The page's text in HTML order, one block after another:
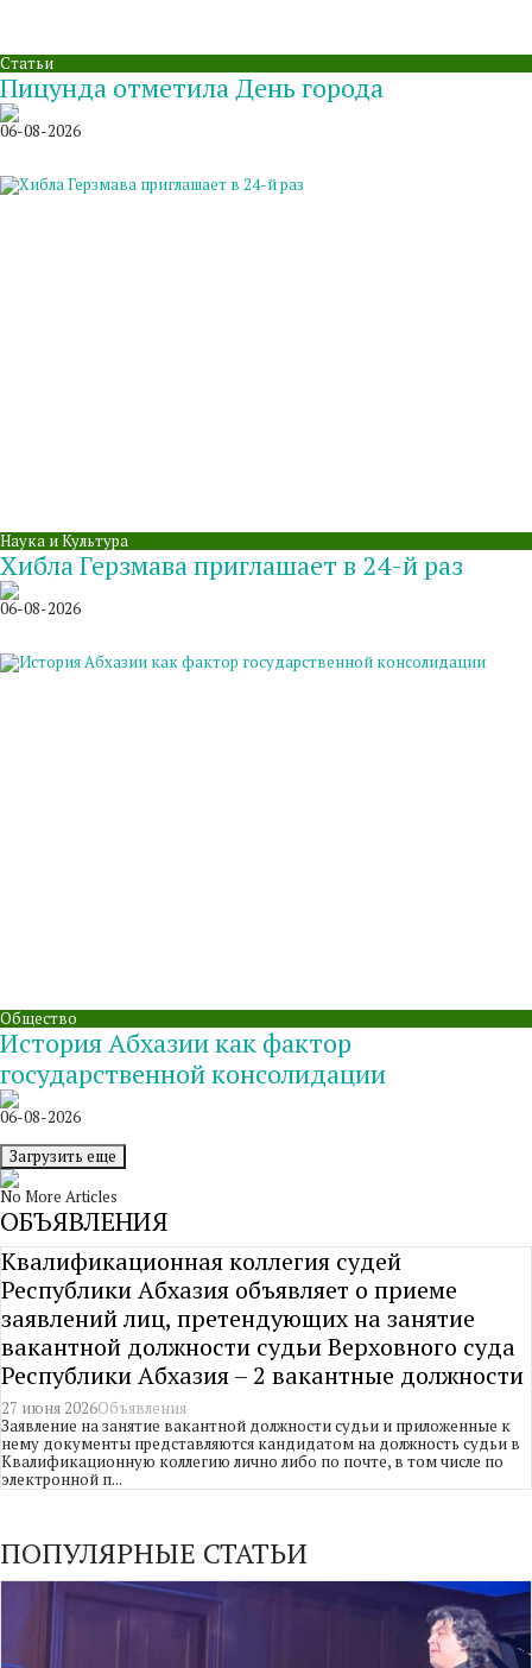
Статьи
Пицунда отметила День города
06-08-2026
Наука и Культура
Хибла Герзмава приглашает в 24-й раз
06-08-2026
Общество
История Абхазии как фактор
государственной консолидации
06-08-2026
Загрузить еще
No More Articles
ОБЪЯВЛЕНИЯ
Квалификационная коллегия судей
Республики Абхазия объявляет о приеме
заявлений лиц, претендующих на занятие
вакантной должности судьи Верховного суда
Республики Абхазия – 2 вакантные должности
27 июня 2026Объявления
Заявление на занятие вакантной должности судьи и приложенные к
нему документы представляются кандидатом на должность судьи в
Квалификационную коллегию лично либо по почте, в том числе по
электронной п...
ПОПУЛЯРНЫЕ СТАТЬИ